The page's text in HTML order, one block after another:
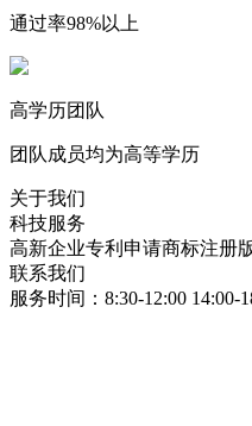
通过率98%以上
高学历团队
团队成员均为高等学历
关于我们
科技服务
高新企业专利申请商标注册
联系我们
服务时间：8:30-12:00 14:00-